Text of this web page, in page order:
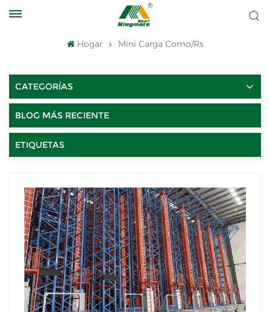
Hogar Mini Carga Como/rs
CATEGORÍAS
BLOG MÁS RECIENTE
ETIQUETAS